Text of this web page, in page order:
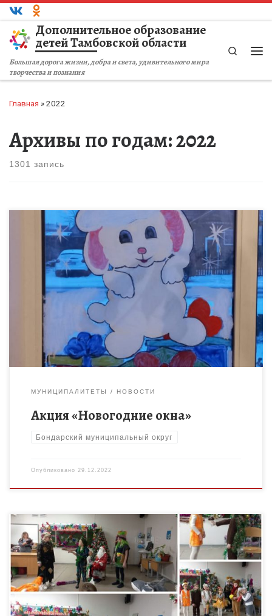
Перейти к содержимому
Дополнительное образование
детей Тамбовской области
Большая дорога жизни, добра и света, удивительного мира
творчества и познания
Search
Главная » 2022
Архивы по годам:2022
1301 запись
Ребята, занимающиеся в объединениях Бондарского Дома
детского творчества приняли участие во Всероссийской
акции «Новогодние окна»
МУНИЦИПАЛИТЕТЫ НОВОСТИ
Акция «Новогодние окна»
Бондарский муниципальный округ
Опубликовано 29.12.2022
С вьюгой, ветром и морозом Зимний праздник к нам идет. И,
конечно, Дед Мороз нам Всем подарки принесет! Детское
объединение «Волшебный мир театра», созданное […]